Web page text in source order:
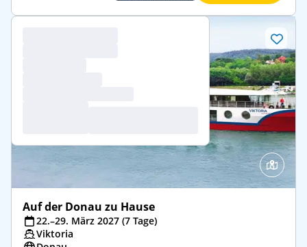
Auf der Donau zu Hause
22.–29. März 2027 (7 Tage)
Viktoria